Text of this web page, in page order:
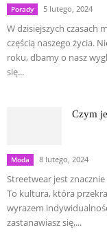
Porady 5 lutego, 2024
W dzisiejszych czasach
częścią naszego życia.
roku, dbamy o nasz
się...
Czym
Moda 8 lutego, 2024
Streetwear jest
To kultura, która
wyrazem
zastanawiasz się,...